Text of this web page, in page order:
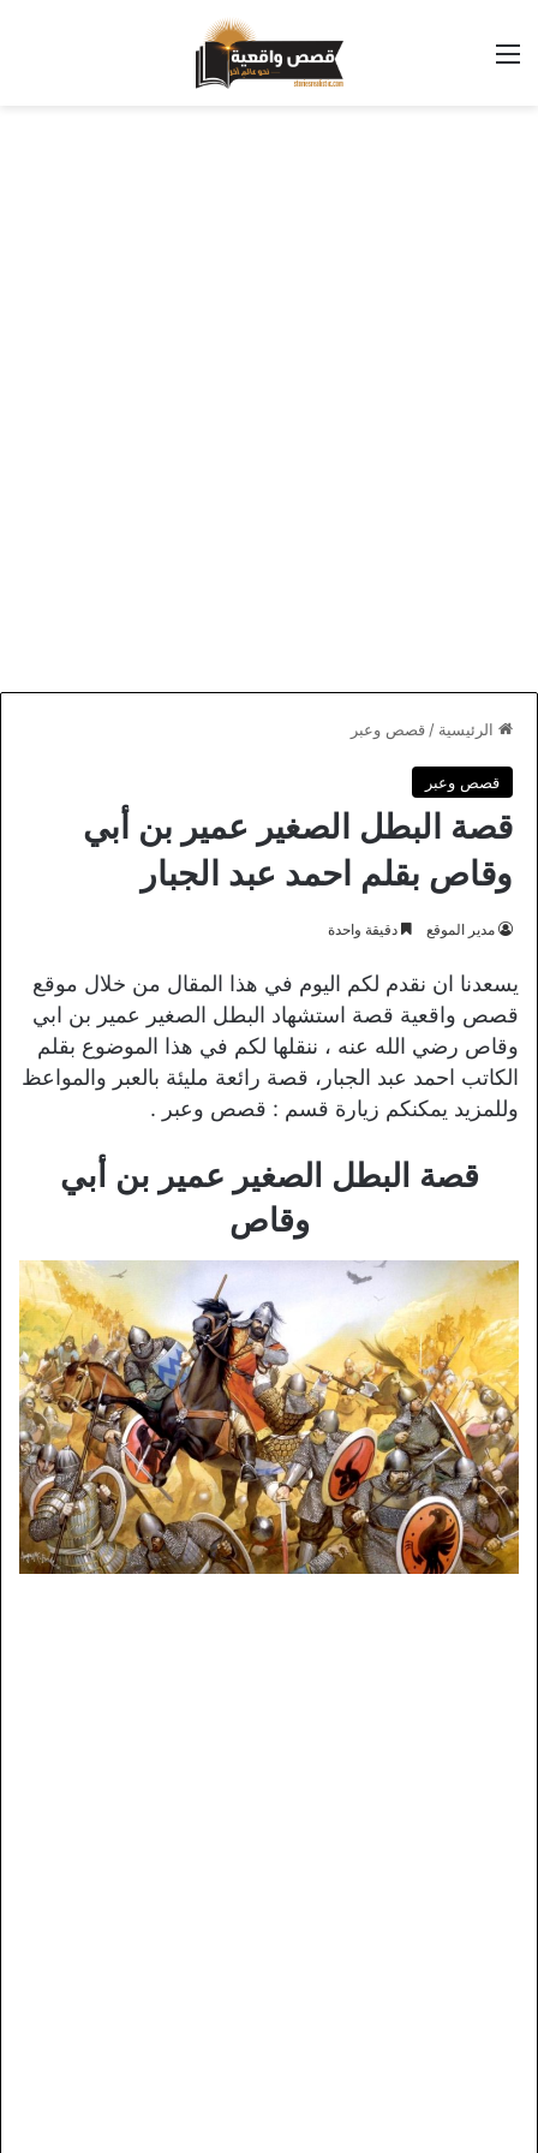
القائمة
الرئيسية / قصص وعبر
قصص وعبر
قصة البطل الصغير عمير بن أبي
وقاص بقلم احمد عبد الجبار
مدير الموقع دقيقة واحدة
يسعدنا ان نقدم لكم اليوم في هذا المقال من خلال موقع
قصص واقعية قصة استشهاد البطل الصغير عمير بن ابي
وقاص رضي الله عنه ، ننقلها لكم في هذا الموضوع بقلم
الكاتب احمد عبد الجبار، قصة رائعة مليئة بالعبر والمواعظ
وللمزيد يمكنكم زيارة قسم : قصص وعبر .
قصة البطل الصغير عمير بن أبي
وقاص